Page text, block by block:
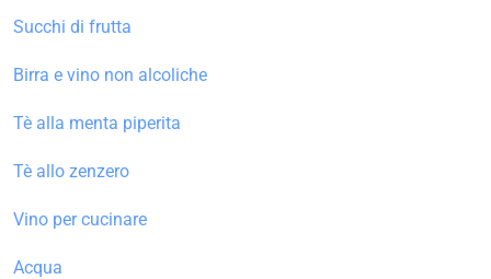
Succhi di frutta
Birra e vino non alcoliche
Tè alla menta piperita
Tè allo zenzero
Vino per cucinare
Acqua